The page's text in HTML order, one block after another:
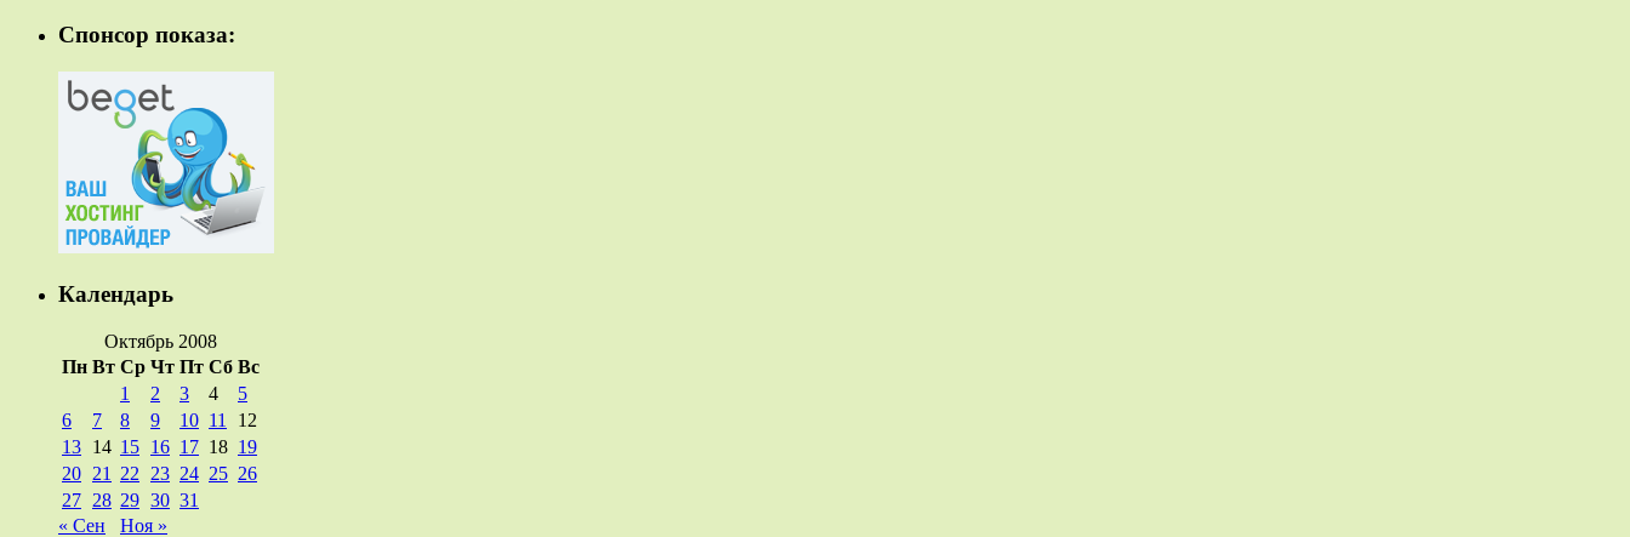
Спонсор показа:
Календарь
Октябрь 2008
Пн Вт Ср Чт Пт Сб Вс
1
2 3 4
5
6
7 8 9 10 11
12
13 14 15 16 17 18 19
20 21 22 23 24 25 26
27 28 29 30 31
« Сен
Ноя »